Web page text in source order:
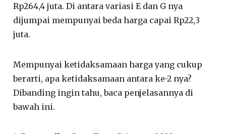
Rp264,4 juta. Di antara variasi E dan G nya
dijumpai mempunyai beda harga capai Rp22,3
juta.
Mempunyai ketidaksamaan harga yang cukup
berarti, apa ketidaksamaan antara ke-2 nya?
Dibanding ingin tahu, baca penjelasannya di
bawah ini.